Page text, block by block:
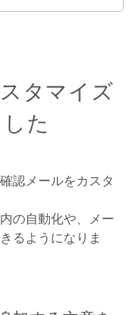
タマイズ
た
認メールをカスタ
の自動化や、メー
るようになりま